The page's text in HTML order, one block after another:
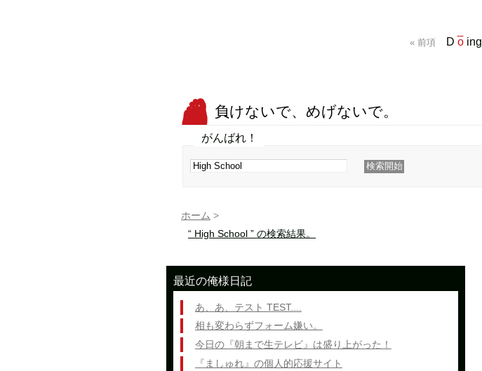
« 前項 D oing
負けないで、めげないで。
がんばれ！
ホーム >
“ High School ” の検索結果。
最近の俺様日記
あ、あ、テスト TEST....
相も変わらずフォーム嫌い。
今日の『朝まで生テレビ』は盛り上がった！
『ましゅれ』の個人的応援サイト